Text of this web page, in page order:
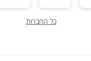
כל החברות